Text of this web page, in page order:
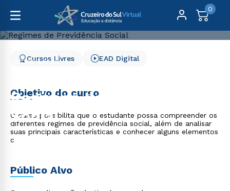
0
Cursos Livres
Regimes de Previdência
Social
Cursos Livres EAD Digital
Objetivo do curso
O curso possibilita que o estudante possa compreender os
diferentes regimes de previdência social, além de analisar
suas principais características e conhecer alguns elementos
c
Público Alvo